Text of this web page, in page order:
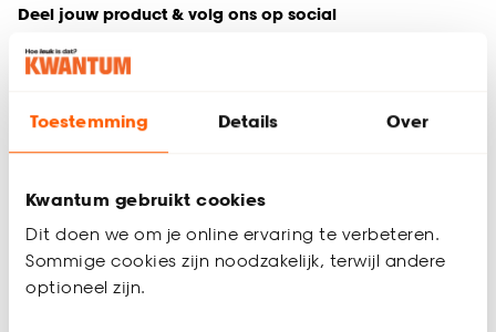
Toestemming Details Over
Kwantum gebruikt cookies
Dit doen we om je online ervaring te verbeteren.
Sommige cookies zijn noodzakelijk, terwijl andere
optioneel zijn.
Deel jouw product & volg ons op social
Productomschrijving
Lampvoet Juliet in roze kleur kleedt je ruimte sfeervol aan! Hij
diverse lampenkappen, waaronder
White Linnenenlampenkap Ara Touw Naturel. Lampvoet
Juliet is gemaakt van keramiek waardoor hij een natuurlijke
uitstraling heeft.